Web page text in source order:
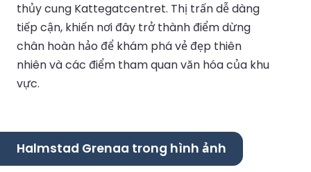
thủy cung Kattegatcentret. Thị trấn dễ dàng
tiếp cận, khiến nơi đây trở thành điểm dừng
chân hoàn hảo để khám phá vẻ đẹp thiên
nhiên và các điểm tham quan văn hóa của khu
vực.
Halmstad Grenaa trong hình ảnh